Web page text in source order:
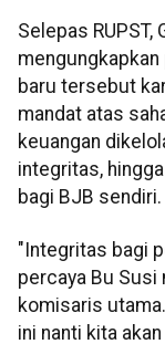
Selepas
baru tersebut
mandat atas
keuangan
integritas,
bagi BJB sendiri.
"Integritas bagi
percaya Bu
komisaris
ini nanti kita